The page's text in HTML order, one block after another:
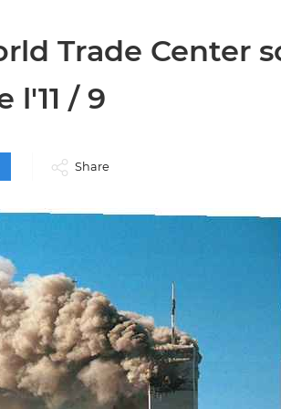
Trade Center
l'11 / 9
Share